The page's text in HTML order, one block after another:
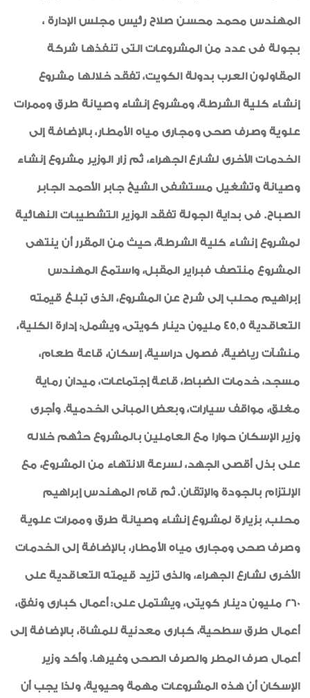
المهندس محمد محسن صلاح رئيس مجلس الإدارة ،
بجولة فى عدد من المشروعات التى تنفذها شركة
المقاولون العرب بدولة الكويت، تفقد خلالها مشروع
إنشاء كلية الشرطة، ومشروع إنشاء وصيانة طرق وممرات
علوية وصرف صحى ومجارى مياه الأمطار، بالإضافة إلى
الخدمات الأخرى لشارع الجهراء، ثم زار الوزير مشروع إنشاء
وصيانة وتشغيل مستشفى الشيخ جابر الأحمد الجابر
الصباح. فى بداية الجولة تفقد الوزير التشطيبات النهائية
لمشروع إنشاء كلية الشرطة، حيث من المقرر أن ينتهى
المشروع منتصف فبراير المقبل، واستمع المهندس
إبراهيم محلب إلى شرح عن المشروع، الذى تبلغ قيمته
التعاقدية 45,5 مليون دينار كويتى، ويشمل: إدارة الكلية،
منشآت رياضية، فصول دراسية، إسكان، قاعة طعام،
مسجد، خدمات الضباط، قاعة إجتماعات، ميدان رماية
مغلق، مواقف سيارات، وبعض المبانى الخدمية. وأجرى
وزير الإسكان حوارا مع العاملين بالمشروع حثهم خلاله
على بذل أقصى الجهد، لسرعة الانتهاء من المشروع، مع
الإلتزام بالجودة والإتقان. ثم قام المهندس إبراهيم
محلب، بزيارة لمشروع إنشاء وصيانة طرق وممرات علوية
وصرف صحى ومجارى مياه الأمطار، بالإضافة إلى الخدمات
الأخرى لشارع الجهراء، والذى تزيد قيمته التعاقدية على
260 مليون دينار كويتى، ويشتمل على: أعمال كبارى ونفق،
أعمال طرق سطحية، كبارى معدنية للمشاة، بالإضافة إلى
أعمال صرف المطر والصرف الصحى وغيرها. وأكد وزير
الإسكان أن هذه المشروعات مهمة وحيوية، ولذا يجب أن